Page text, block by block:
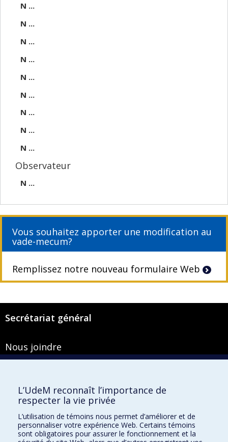
N ...
N ...
N ...
N ...
N ...
N ...
N ...
N ...
N ...
Observateur
N ...
Vous souhaitez apporter une modification au
vade-mecum?
Remplissez notre nouveau formulaire Web
Secrétariat général
Nous joindre
Montréal (Québec) H3T 1J4
Courriel :secretariat-general@umontreal.ca
Admission
L’UdeM reconnaît l’importance de
respecter la vie privée
L’utilisation de témoins nous permet d’améliorer et de
personnaliser votre expérience Web. Certains témoins
sont obligatoires pour assurer le fonctionnement et la